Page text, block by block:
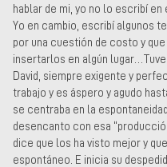
hablar de mi, yo no lo escribí en
Yo en cambio, escribí algunos
por una cuestión de costo y
insertarlos en algún lugar…Tuve
David, siempre exigente y
trabajo y es áspero y agudo
se centraba en la
desencanto con esa
dice que los ha visto mejor y
espontáneo. E inicia su